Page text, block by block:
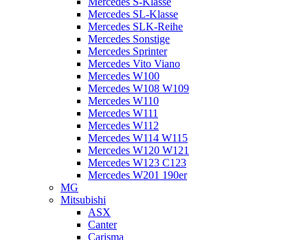
Mercedes SL-Klasse
Mercedes SLK-Reihe
Mercedes Sonstige
Mercedes Sprinter
Mercedes Vito Viano
Mercedes W100
Mercedes W108 W109
Mercedes W110
Mercedes W111
Mercedes W112
Mercedes W114 W115
Mercedes W120 W121
Mercedes W123 C123
Mercedes W201 190er
MG
Mitsubishi
ASX
Canter
Carisma